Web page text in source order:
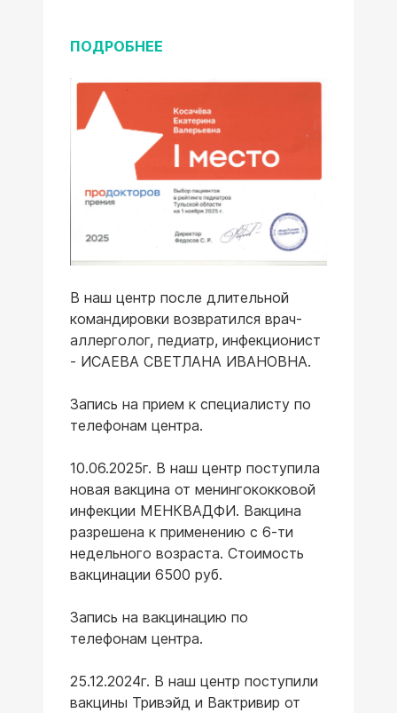
ПОДРОБНЕЕ
В наш центр после длительной
командировки возвратился врач-
аллерголог, педиатр, инфекционист
- ИСАЕВА СВЕТЛАНА ИВАНОВНА.
Запись на прием к специалисту по
телефонам центра.
10.06.2025г. В наш центр поступила
новая вакцина от менингококковой
инфекции МЕНКВАДФИ. Вакцина
разрешена к применению с 6-ти
недельного возраста. Стоимость
вакцинации 6500 руб.
Запись на вакцинацию по
телефонам центра.
25.12.2024г. В наш центр поступили
вакцины Тривэйд и Вактривир от